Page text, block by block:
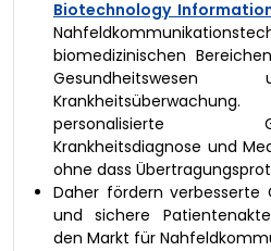
Biotechnology
biomedizinischen
personalisierte
Krankheitsdiagnose und
ohne dass
Daher fördern verbesserte
und sichere
den Markt für